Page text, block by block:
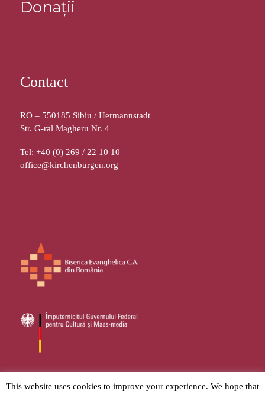
Donații
Contact
RO – 550185 Sibiu / Hermannstadt
Str. G-ral Magheru Nr. 4
Tel: +40 (0) 269 / 22 10 10
office@kirchenburgen.org
© 2026Stiftung Kirchenburgen– Toate drepturile sunt rezervate.
This website uses cookies to improve your experience. We hope that